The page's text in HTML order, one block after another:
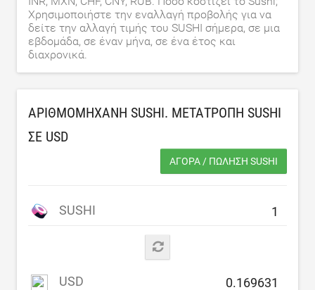
Χρησιμοποιήστε την εναλλαγή προβολής για να
δείτε την αλλαγή τιμής του SUSHI σήμερα, σε μια
εβδομάδα, σε έναν μήνα, σε ένα έτος και
διαχρονικά.
ΑΡΙΘΜΟΜΗΧΑΝΉ SUSHI. ΜΕΤΑΤΡΟΠΉ SUSHI
ΣΕ USD
ΑΓΟΡΆ / ΠΏΛΗΣΗ SUSHI
SUSHI
USD